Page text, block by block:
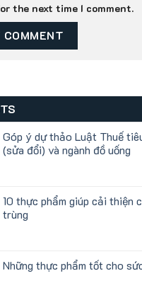
the next time I comment.
Góp ý dự thảo Luật Thuế
(sửa đổi) và ngành đồ uống
10 thực phẩm giúp cải thiện
trùng
Những thực phẩm tốt cho